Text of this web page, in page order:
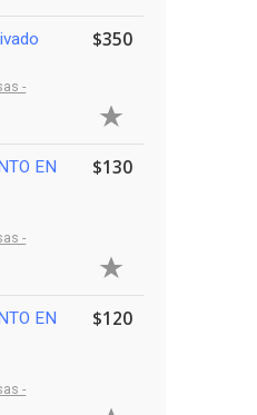
-
$350
EN
-
$130
EN
-
$120